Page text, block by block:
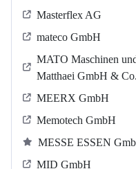
Masterflex AG
mateco GmbH
MATO Maschinen
Matthaei GmbH &
MEERX GmbH
Memotech GmbH
MESSE ESSEN
MID GmbH